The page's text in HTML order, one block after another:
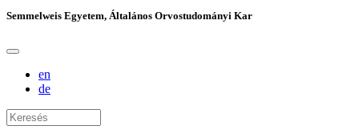
Semmelweis Egyetem, Általános Orvostudományi Kar
en
de